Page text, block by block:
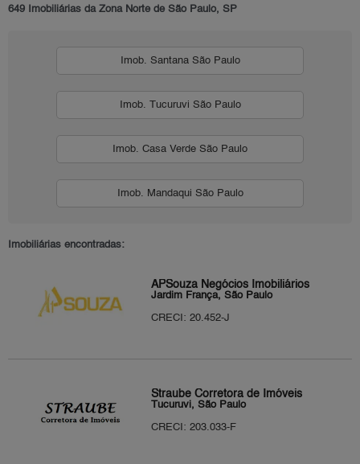
649 Imobiliárias da Zona Norte de São Paulo, SP
Imob. Santana São Paulo
Imob. Tucuruvi São Paulo
Imob. Casa Verde São Paulo
Imob. Mandaqui São Paulo
Imobiliárias encontradas:
APSouza Negócios Imobiliários
Jardim França, São Paulo
CRECI: 20.452-J
Straube Corretora de Imóveis
Tucuruvi, São Paulo
CRECI: 203.033-F